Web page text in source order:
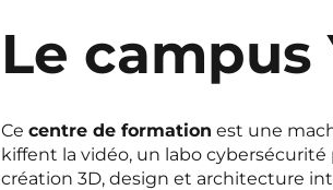
Le campus
Ce centre de formation est une
kiffent la vidéo, un labo
création 3D, design et architecture